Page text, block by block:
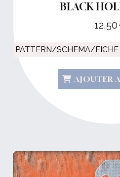
BLACK
12,50
AJOUTER